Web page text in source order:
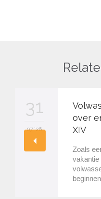
31
07 '26
over
XIV
Zoals
vakantie